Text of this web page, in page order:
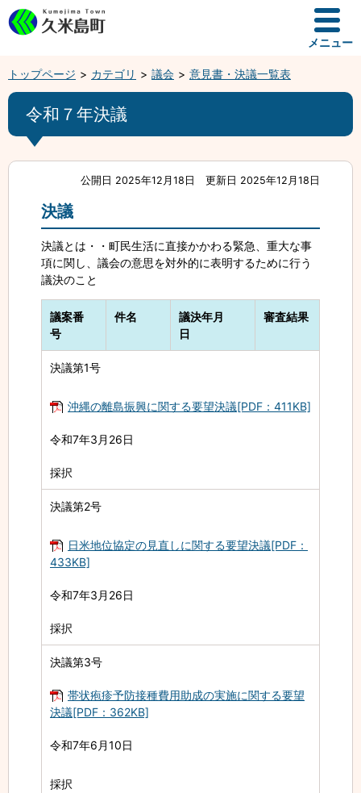
メニュー
トップページ カテゴリ 議会 意見書・決議一覧表
令和７年決議
公開日 2025年12月18日 更新日 2025年12月18日
決議
決議とは・・町民生活に直接かかわる緊急、重大な事
項に関し、議会の意思を対外的に表明するために行う
議決のこと
議案番
号
件名
議決年月
日
審査結果
決議第1号
沖縄の離島振興に関する要望決議[PDF：411KB]
令和7年3月26日
採択
決議第2号
日米地位協定の見直しに関する要望決議[PDF：
433KB]
令和7年3月26日
採択
決議第3号
帯状疱疹予防接種費用助成の実施に関する要望
決議[PDF：362KB]
令和7年6月10日
採択